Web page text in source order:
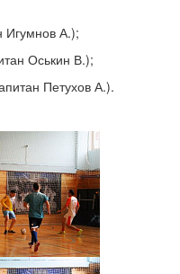
Игумнов А.);
Оськин В.);
Петухов А.).